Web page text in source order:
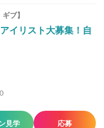
数1件
ブ】
イリスト大募集！自
見学 応募